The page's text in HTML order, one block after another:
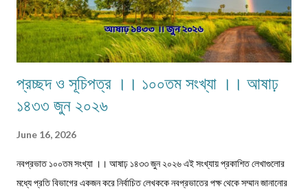
প্রচ্ছদ ও সূচিপত্র ।। ১০০তম সংখ্যা ।। আষাঢ়
১৪৩৩ জুন ২০২৬
June 16, 2026
নবপ্রভাত ১০০তম সংখ্যা ।। আষাঢ় ১৪৩৩ জুন ২০২৬ এই সংখ্যায় প্রকাশিত লেখাগুলোর
মধ্যে প্রতি বিভাগের একজন করে নির্বাচিত লেখককে নবপ্রভাতের পক্ষ থেকে সম্মান জানানোর